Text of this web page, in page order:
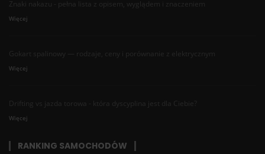
Znaki nakazu - pełna lista z opisem, wyglądem i znaczeniem
Więcej
Gokart spalinowy — rodzaje, ceny i porównanie z elektrycznym
Więcej
Drifting vs jazda torowa - która dyscyplina jest dla Ciebie?
Więcej
RANKING SAMOCHODÓW